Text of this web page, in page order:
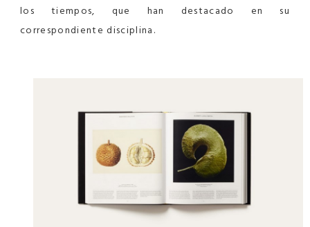
los tiempos, que han destacado en su
correspondiente disciplina.